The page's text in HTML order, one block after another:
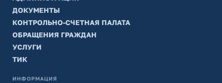
ДОКУМЕНТЫ
КОНТРОЛЬНО-СЧЕТНАЯ ПАЛАТА
ОБРАЩЕНИЯ ГРАЖДАН
УСЛУГИ
ТИК
ИНФОРМАЦИЯ